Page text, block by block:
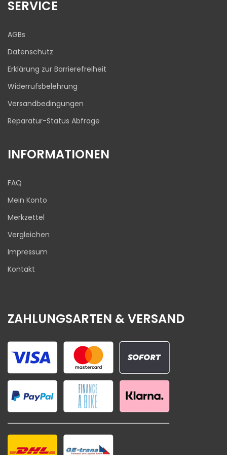
anderen Quelle
SERVICE
AGBs
Datenschutz
Erklärung zur Barrierefreiheit
Widerrufsbelehrung
Versandbedingungen
Reparatur-Status Abfrage
INFORMATIONEN
FAQ
Mein Konto
Merkzettel
Vergleichen
Impressum
Kontakt
ZAHLUNGSARTEN & VERSAND